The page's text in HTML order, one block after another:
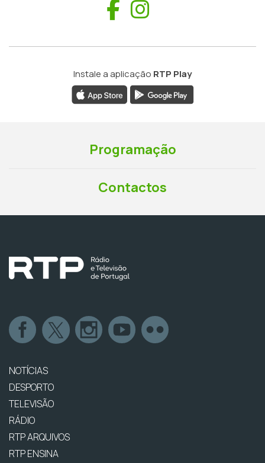
Facebook
Instale a aplicação RTP Play
Programação
Contactos
NOTÍCIAS
DESPORTO
TELEVISÃO
RÁDIO
RTP ARQUIVOS
RTP ENSINA